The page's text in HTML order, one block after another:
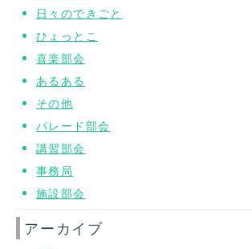
日々のできごと
ひょっとこ
喜楽部会
あるある
その他
パレード部会
講習部会
事務局
施設部会
アーカイブ